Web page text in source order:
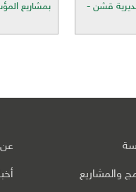
قشن -
بمشاريع
والمشاريع